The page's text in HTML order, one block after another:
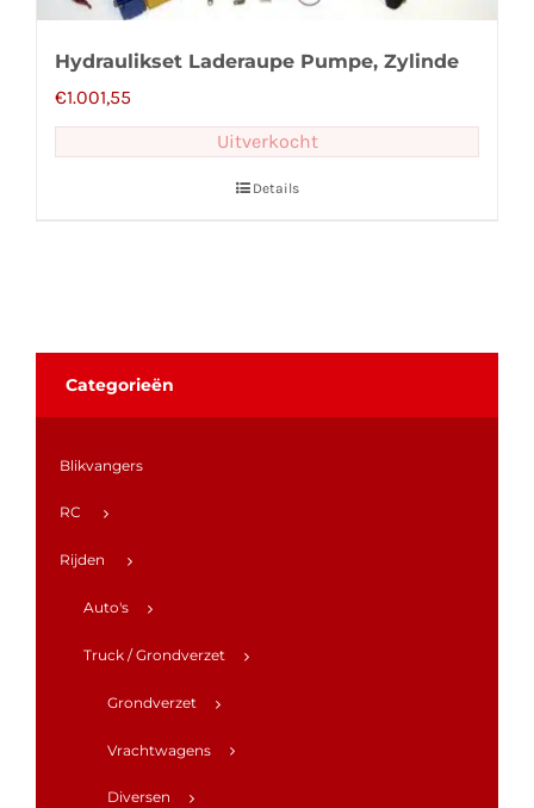
Hydraulikset Laderaupe Pumpe, Zylinde
€1.001,55
Uitverkocht
Details
Categorieën
Blikvangers
RC
Rijden
Auto's
Truck / Grondverzet
Grondverzet
Vrachtwagens
Diversen